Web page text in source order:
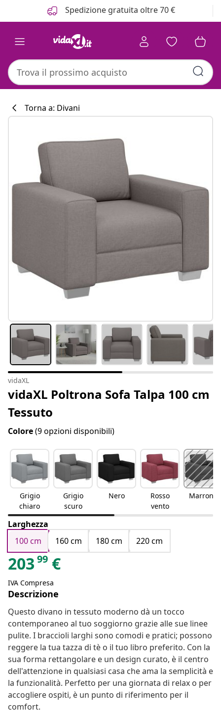
Spedizione gratuita oltre 70 €
Torna a: Divani
vidaXL
vidaXL Poltrona Sofa Talpa 100 cm
Tessuto
Colore(9 opzioni disponibili)
Grigio
chiaro
Grigio
scuro
Nero
Rosso
vento
Marrone
Larghezza
100 cm
160 cm 180 cm 220 cm
203 99 €
IVA Compresa
Descrizione
Questo divano in tessuto moderno dà un tocco
contemporaneo al tuo soggiorno grazie alle sue linee
pulite. I braccioli larghi sono comodi e pratici; possono
reggere la tua tazza di tè o il tuo libro preferito. Con la
sua forma rettangolare e un design curato, è il centro
dell'attenzione in qualsiasi casa che ama la semplicità e
la funzionalità. Perfetto per una giornata di relax o per
accogliere ospiti, è un punto di riferimento per il
comfort.